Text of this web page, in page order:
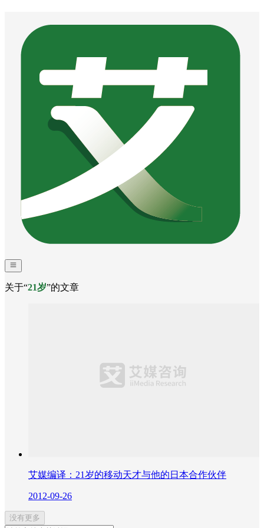
关于“21岁”的文章
艾媒编译：21岁的移动天才与他的日本合作伙伴
2012-09-26
没有更多